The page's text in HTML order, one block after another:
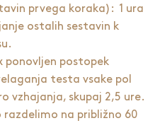
prvega koraka): 1 ura
ostalih sestavin k
ponovljen postopek
testa vsake pol
vzhajanja, skupaj 2,5 ure.
na približno 60